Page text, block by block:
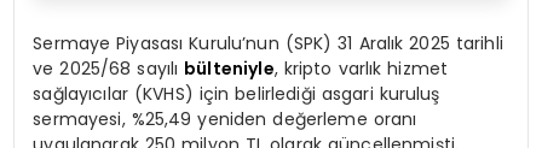
Sermaye Piyasası Kurulu’nun (SPK) 31 Aralık 2025 tarihli
ve 2025/68 sayılı bülteniyle, kripto varlık hizmet
sağlayıcılar (KVHS) için belirlediği asgari kuruluş
sermayesi, %25,49 yeniden değerleme oranı